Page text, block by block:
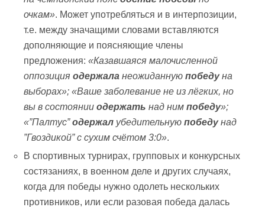
очкам». Может употребляться и в интерпозиции,
т.е. между значащими словами вставляются
дополняющие и поясняющие члены
предложения:«Казавшаяся малочисленной
оппозицияодержала неожиданнуюпобедуна
выборах»; «Ваше заболевание не из лёгких, но
вы в состоянииодержать над нимпобеду»;
«”Палтус”одержал убедительнуюпобедунад
”Гвоздикой” с сухим счётом 3:0».
В спортивных турнирах, групповых и конкурсных
состязаниях, в военном деле и других случаях,
когда для победы нужно одолеть нескольких
противников, или если разовая победа далась